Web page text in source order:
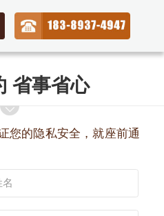
省事省心
您的隐私安全，就座前通